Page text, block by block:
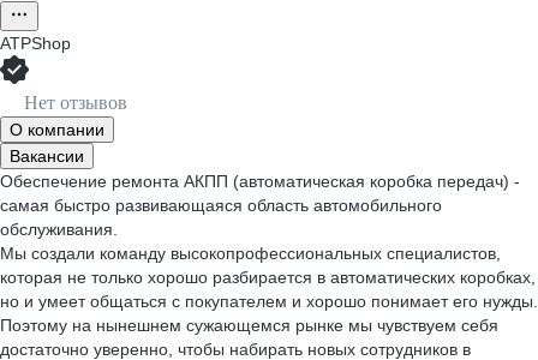
ATPShop
Нет отзывов
О компании
Вакансии
Обеспечение ремонта АКПП (автоматическая коробка передач) -
самая быстро развивающаяся область автомобильного
обслуживания.
Мы создали команду высокопрофессиональных специалистов,
которая не только хорошо разбирается в автоматических коробках,
но и умеет общаться с покупателем и хорошо понимает его нужды.
Поэтому на нынешнем сужающемся рынке мы чувствуем себя
достаточно уверенно, чтобы набирать новых сотрудников в